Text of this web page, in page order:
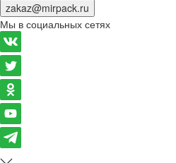
zakaz@mirpack.ru
Мы в социальных сетях